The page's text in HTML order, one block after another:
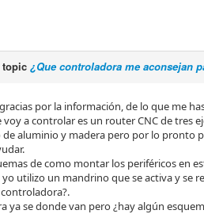
¿Que controladora me aconsejan
por la información, de lo que me
voy a controlar es un router CNC de tres
aluminio y madera pero por lo pronto
de como montar los periféricos en
utilizo un mandrino que se activa y se
ya se donde van pero ¿hay algún